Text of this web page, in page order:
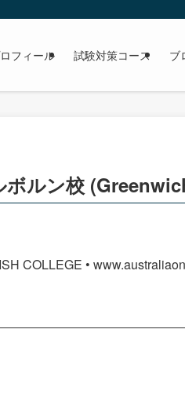
フィール 試験対策コース ブ
ルン校